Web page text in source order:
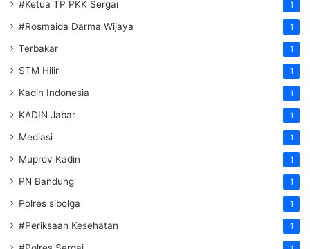
#Ketua TP PKK Sergai 1
#Rosmaida Darma Wijaya 1
Terbakar 1
STM Hilir 1
Kadin Indonesia 1
KADIN Jabar 1
Mediasi 1
Muprov Kadin 1
PN Bandung 1
Polres sibolga 1
#Periksaan Kesehatan 1